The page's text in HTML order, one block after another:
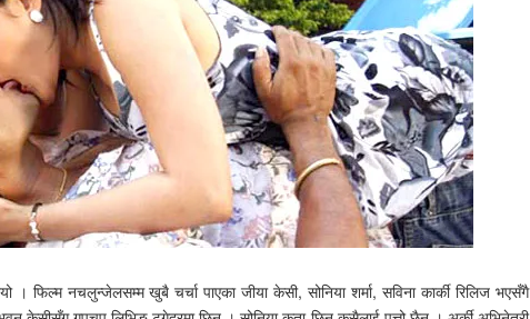
। फिल्म नचलुन्जेलसम्म खुबै चर्चा पाएका जीया केसी, सोनिया शर्मा, सविना कार्की रिलिज भएसँगै